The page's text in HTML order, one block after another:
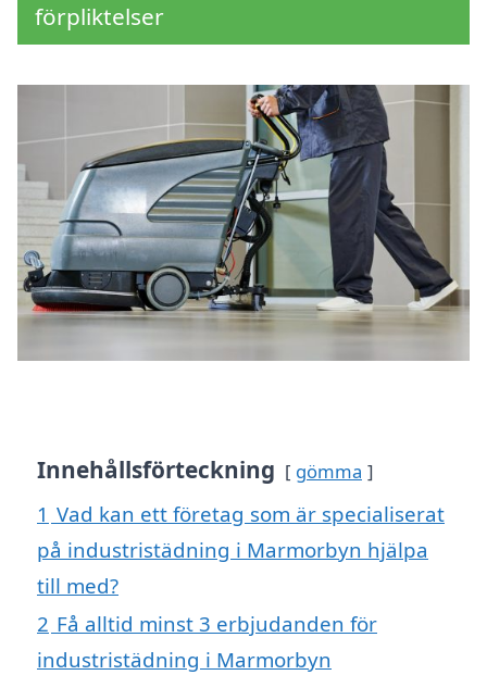
förpliktelser
Innehållsförteckning gömma
1 Vad kan ett företag som är specialiserat
på industristädning i Marmorbyn hjälpa
till med?
2 Få alltid minst 3 erbjudanden för
industristädning i Marmorbyn